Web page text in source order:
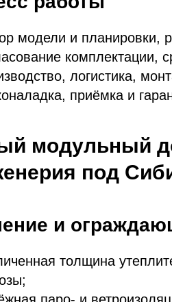
модели и планировки,
комплектации,
логистика,
приёмка и
модульный
под
и
толщина